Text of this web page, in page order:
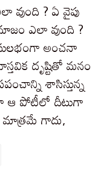
? ఏ వైపు
ఎలా వుంది ?
అంచనా
దృష్టితో మనం
శాసిస్తున్న
ఆ పోటీలో దీటుగా
గాదు,